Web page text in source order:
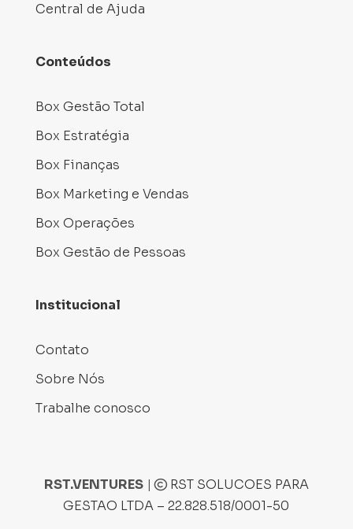
Central de Ajuda
Conteúdos
Box Gestão Total
Box Estratégia
Box Finanças
Box Marketing e Vendas
Box Operações
Box Gestão de Pessoas
Institucional
Contato
Sobre Nós
Trabalhe conosco
RST.VENTURES|
RST SOLUCOES PARA
GESTAO LTDA – 22.828.518/0001-50